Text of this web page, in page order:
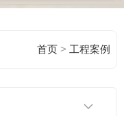
首页 > 工程案例